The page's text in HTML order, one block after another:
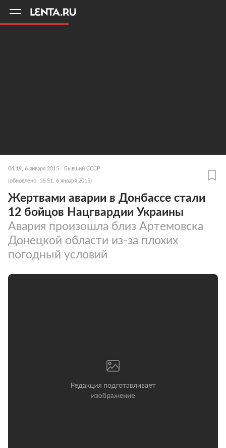
04:19, 6 января 2015 Бывший СССР
(обновлено: 16:51, 6 января 2015)
Жертвами аварии в Донбассе стали
12 бойцов Нацгвардии Украины
Авария произошла близ Артемовска
Донецкой области из-за плохих
погодный условий